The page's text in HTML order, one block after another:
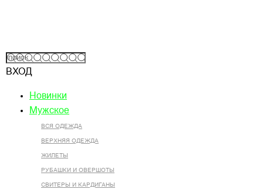
ВХОД
Новинки
Мужское
ВСЯ ОДЕЖДА
ВЕРХНЯЯ ОДЕЖДА
ЖИЛЕТЫ
РУБАШКИ И ОВЕРШОТЫ
СВИТЕРЫ И КАРДИГАНЫ